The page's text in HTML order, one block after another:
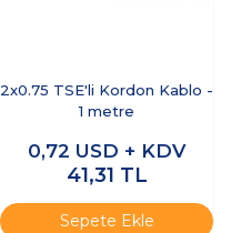
2x0.75 TSE'li Kordon Kablo -
1 metre
0,72 USD + KDV
41,31 TL
Sepete Ekle